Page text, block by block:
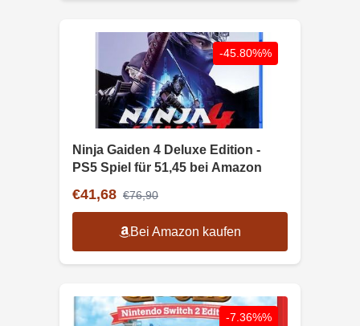
-45.80%%
Ninja Gaiden 4 Deluxe Edition -
PS5 Spiel für 51,45 bei Amazon
€41,68 €76,90
Bei Amazon kaufen
-7.36%%